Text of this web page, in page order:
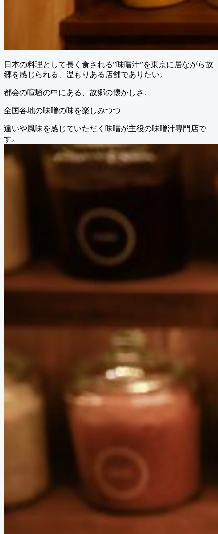
日本の料理として長く食される”味噌汁”を東京に居ながら故
郷を感じられる、温もりある店舗でありたい。
都会の喧騒の中にある、故郷の懐かしさ。
全国各地の味噌の味を楽しみつつ
違いや風味を感じていただく味噌が主役の味噌汁専門店で
す。